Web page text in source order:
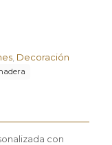
Decoración
con